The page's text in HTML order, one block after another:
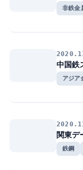
非鉄金
中国鉄
アジア
関東デ
鉄鋼